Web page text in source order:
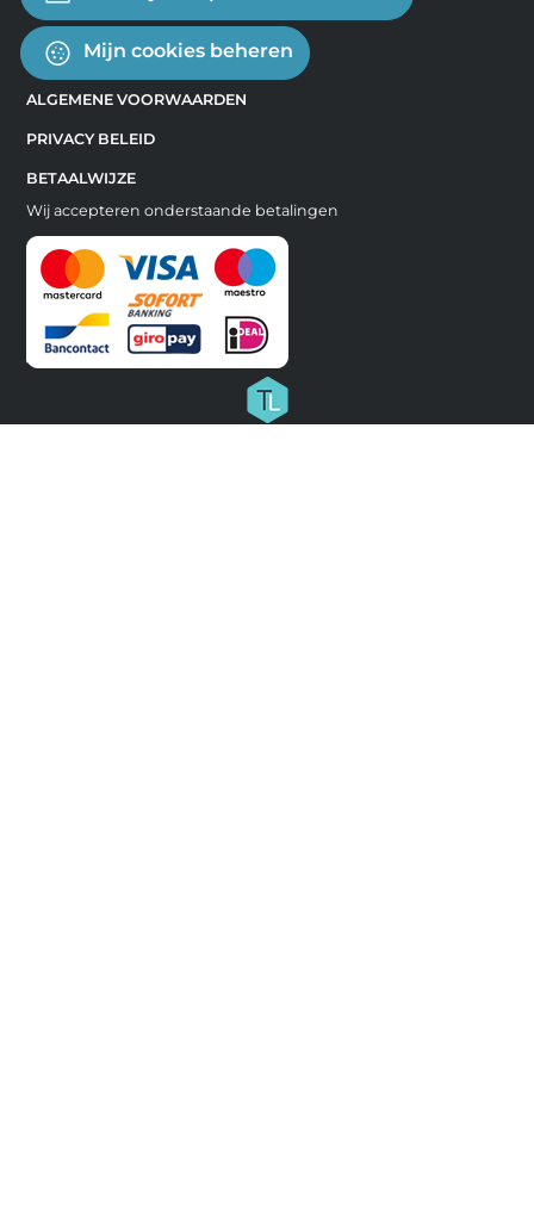
Mijn cookies beheren
ALGEMENE VOORWAARDEN
PRIVACY BELEID
BETAALWIJZE
Wij accepteren onderstaande betalingen